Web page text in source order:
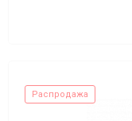
Распродажа